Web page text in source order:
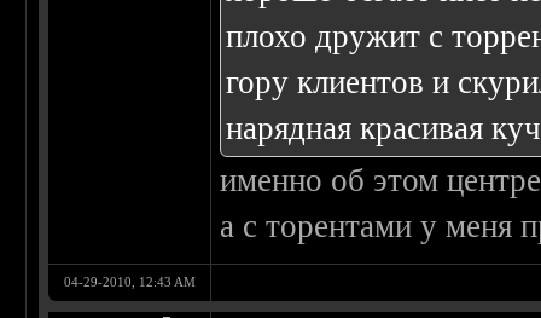
плохо дружит с
гору клиентов и
нарядная красивая
именно об этом
а с торентами у меня
04-29-2010, 12:43 AM